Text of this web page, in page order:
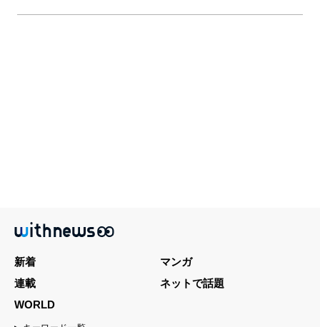
新着
マンガ
連載
ネットで話題
WORLD